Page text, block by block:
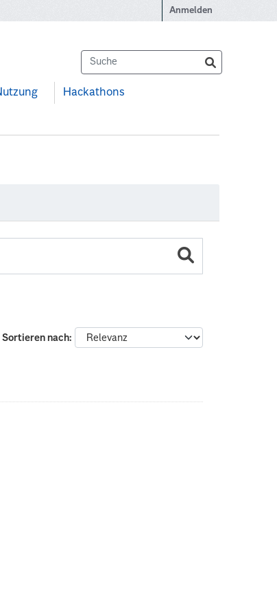
Anmelden
Hackathons
Sortieren nach